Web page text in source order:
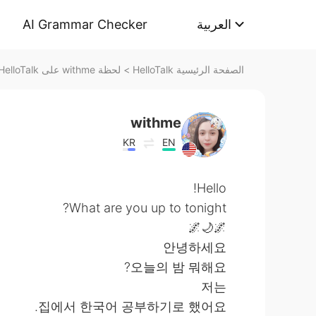
AI Grammar Checker العربية
الصفحة الرئيسية HelloTalk > لحظة withme على HelloTalk
withme
EN
KR
Hello!
What are you up to tonight?
🌌🌙🌌
안녕하세요
오늘의 밤 뭐해요?
저는
집에서 한국어 공부하기로 했어요.